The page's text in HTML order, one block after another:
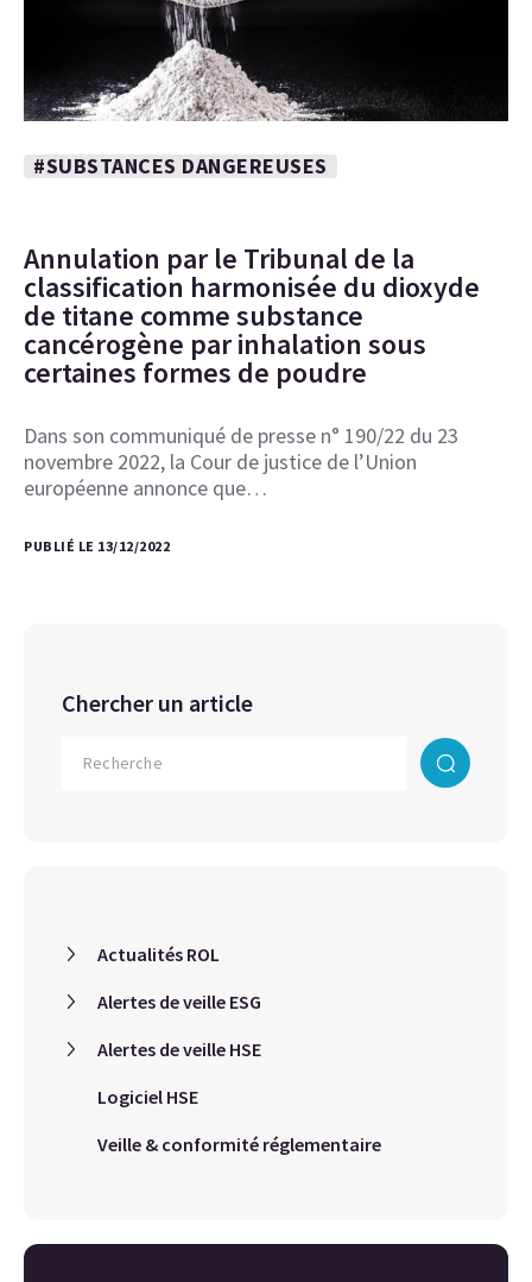
#SUBSTANCES DANGEREUSES
Annulation par le Tribunal de la
classification harmonisée du dioxyde
de titane comme substance
cancérogène par inhalation sous
certaines formes de poudre
Dans son communiqué de presse n° 190/22 du 23
novembre 2022, la Cour de justice de l’Union
européenne annonce que…
PUBLIÉ LE 13/12/2022
Chercher un article
Actualités ROL
Alertes de veille ESG
Alertes de veille HSE
Logiciel HSE
Veille & conformité réglementaire